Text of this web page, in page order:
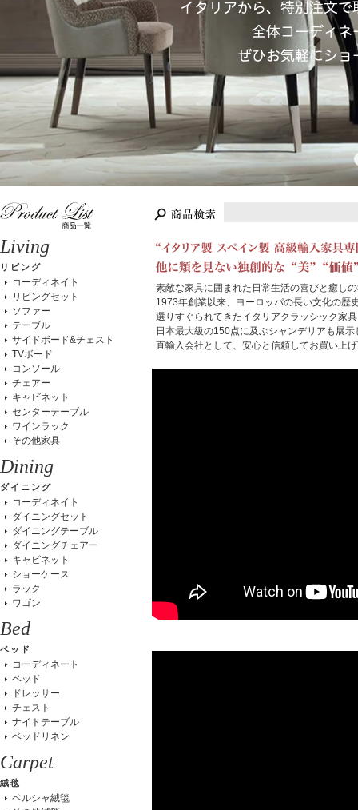
素敵な家具に囲まれた日常生活の喜びと癒し
1973年創業以来、ヨーロッパの長い文化の歴
選りすぐられてきたイタリアクラッシック家
日本最大級の150点に及ぶシャンデリアも展
直輸入会社として、安心と信頼してお買い上
Living
リビング
コーディネイト
リビングセット
ソファー
テーブル
サイドボード&チェスト
TVボード
コンソール
チェアー
キャビネット
センターテーブル
ワインラック
その他家具
Dining
ダイニング
コーディネイト
ダイニングセット
ダイニングテーブル
ダイニングチェアー
キャビネット
ショーケース
ラック
ワゴン
Bed
ベッド
コーディネート
ベッド
ドレッサー
チェスト
ナイトテーブル
ベッドリネン
Carpet
絨毯
ペルシャ絨毯